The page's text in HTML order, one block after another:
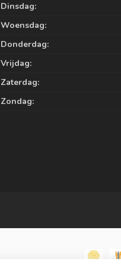
Dinsdag:
Woensdag:
Donderdag:
Vrijdag:
Zaterdag:
Zondag: